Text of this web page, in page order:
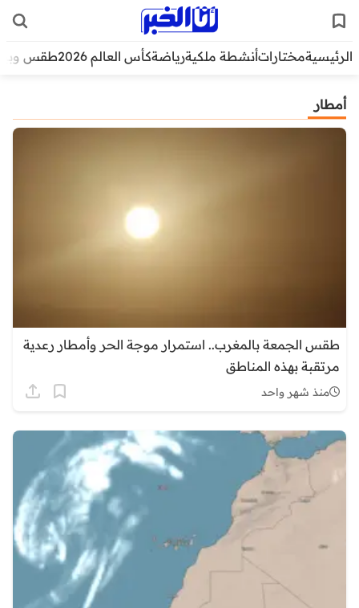
الرئيسيةمختاراتأنشطة ملكيةرياضةكأس العالم 2026 طقس
أمطار
طقس الجمعة بالمغرب.. استمرار موجة الحر وأمطار رعدية
مرتقبة بهذه المناطق
منذ شهر واحد